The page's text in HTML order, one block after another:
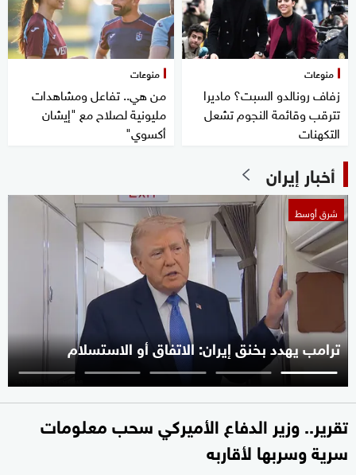
منوعات
زفاف رونالدو السبت؟ ماديرا
تترقب وقائمة النجوم تشعل
التكهنات
منوعات
من هي.. تفاعل ومشاهدات
مليونية لصلاح مع "إيشان
أكسوي"
أخبار إيران
شرق أوسط
ترامب يهدد بخنق إيران: الاتفاق أو الاستسلام
تقرير.. وزير الدفاع الأميركي سحب معلومات
سرية وسربها لأقاربه